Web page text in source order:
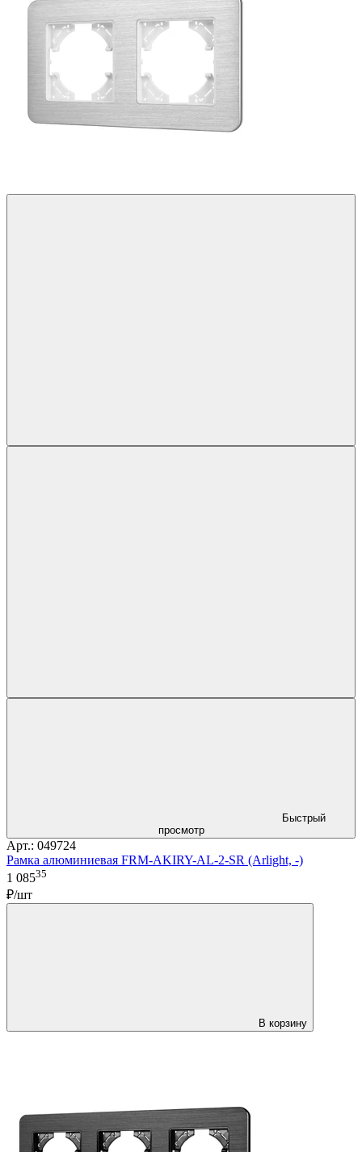
Быстрый
просмотр
Арт.: 049724
Рамка алюминиевая FRM-AKIRY-AL-2-SR (Arlight, -)
1 08535
₽/шт
В корзину